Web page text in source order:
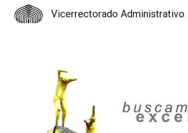
Vicerrectorado Administrativo